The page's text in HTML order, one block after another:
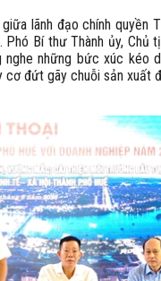
lãnh đạo chính quyền
Bí thư Thành ủy, Chủ
nghe những bức xúc kéo
cơ đứt gãy chuỗi sản xuất